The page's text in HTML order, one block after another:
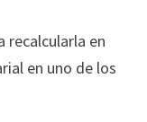
recalcularla en
en uno de los